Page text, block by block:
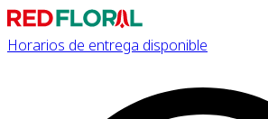
Horarios de entrega disponible